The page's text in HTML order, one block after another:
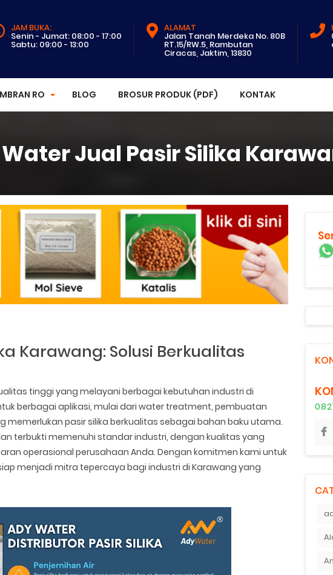
JAM BUKA:
Senin - Jumat: 08:00 - 17:00
Sabtu: 09:00 - 13:00
ALAMAT
Jalan Tanah Merdeka No. 80B
RT.15/RW.5, Rambutan
Ciracas, Jaktim, 13830
RO BLOG BROSUR PRODUK (PDF) KONTAK
Jual Pasir Silika
Karawang: Solusi Berkualitas
tinggi yang melayani berbagai kebutuhan industri di
berbagai aplikasi, mulai dari water treatment, pembuatan
memerlukan pasir silika berkualitas sebagai bahan baku utama.
terbukti memenuhi standar industri, dengan kualitas yang
operasional perusahaan Anda. Dengan komitmen kami untuk
menjadi mitra tepercaya bagi industri di Karawang yang